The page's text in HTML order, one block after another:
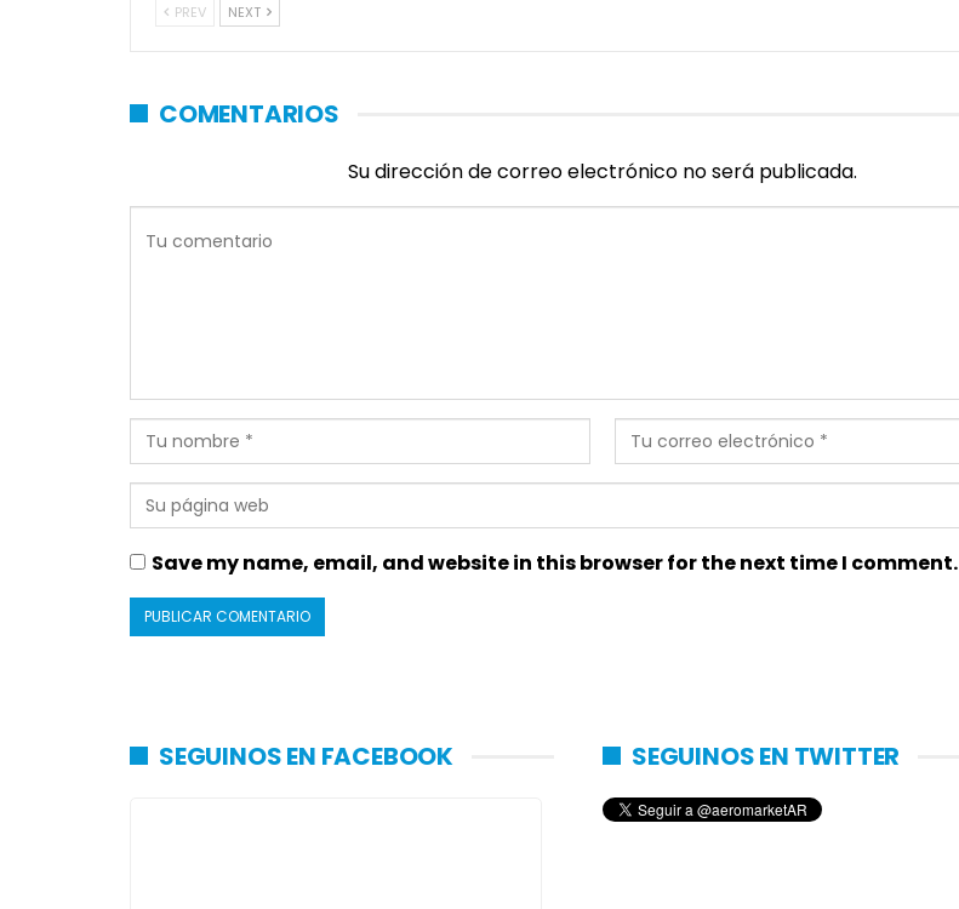
PREV NEXT
COMENTARIOS
Su dirección de correo electrónico no será publicada.
Save my name, email, and website in this browser for the next time I comment.
SEGUINOS EN FACEBOOK SEGUINOS EN TWITTER